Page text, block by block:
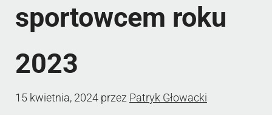
sportowcem roku
2023
15 kwietnia, 2024 przez Patryk Głowacki